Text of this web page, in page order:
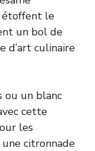
étoffent le
un bol de
d’art culinaire
ou un blanc
cette
les
citronnade